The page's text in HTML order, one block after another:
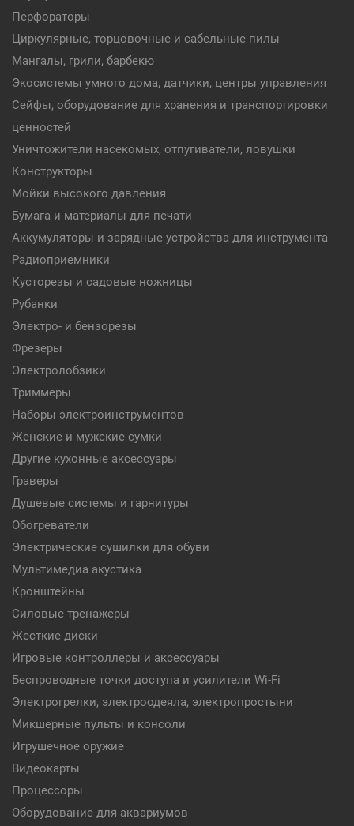
Перфораторы
Циркулярные, торцовочные и сабельные пилы
Мангалы, грили, барбекю
Экосистемы умного дома, датчики, центры управления
Сейфы, оборудование для хранения и транспортировки
ценностей
Уничтожители насекомых, отпугиватели, ловушки
Конструкторы
Мойки высокого давления
Бумага и материалы для печати
Аккумуляторы и зарядные устройства для инструмента
Радиоприемники
Кусторезы и садовые ножницы
Рубанки
Электро- и бензорезы
Фрезеры
Электролобзики
Триммеры
Наборы электроинструментов
Женские и мужские сумки
Другие кухонные аксессуары
Граверы
Душевые системы и гарнитуры
Обогреватели
Электрические сушилки для обуви
Мультимедиа акустика
Кронштейны
Силовые тренажеры
Жесткие диски
Игровые контроллеры и аксессуары
Беспроводные точки доступа и усилители Wi-Fi
Электрогрелки, электроодеяла, электропростыни
Микшерные пульты и консоли
Игрушечное оружие
Видеокарты
Процессоры
Оборудование для аквариумов